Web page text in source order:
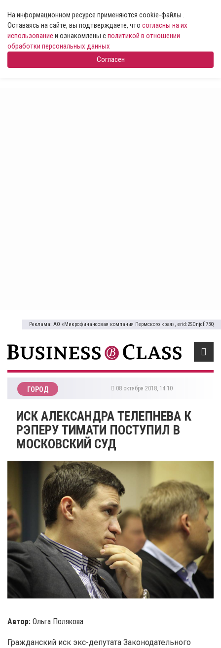
На информационном ресурсе применяются cookie-файлы .
Оставаясь на сайте, вы подтверждаете, что согласны на их
использование и ознакомлены сполитикой в отношении
обработки персональных данных
Согласен
Реклама: АО «Микрофинансовая компания Пермского края», erid:2SDnjcfi73Q
ГОРОД 08 октября 2018, 14:10
ИСК АЛЕКСАНДРА ТЕЛЕПНЕВА К
РЭПЕРУ ТИМАТИ ПОСТУПИЛ В
МОСКОВСКИЙ СУД
Автор: Ольга Полякова
Гражданский иск экс-депутата Законодательного